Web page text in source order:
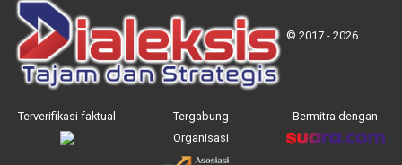
© 2017 - 2026
Terverifikasi faktual
Tergabung
Organisasi
Bermitra dengan